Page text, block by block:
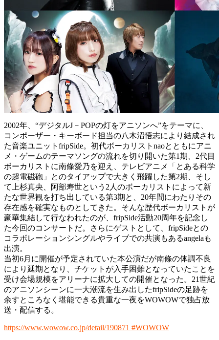
2002年、“デジタルJ－POPの灯をアニソンへ”をテーマに、
コンポーザー・キーボード担当の八木沼悟志により結成され
た音楽ユニットfripSide。初代ボーカリストnaoとともにアニ
メ・ゲームのテーマソングの流れを切り開いた第1期、2代目
ボーカリストに南條愛乃を迎え、テレビアニメ「とある科学
の超電磁砲」とのタイアップで大きく飛躍した第2期、そし
て上杉真央、阿部寿世という2人のボーカリストによって新
たな世界観を打ち出している第3期と、20年間にわたりその
存在感を確実なものとしてきた。そんな歴代ボーカリストが
豪華集結して行なわれたのが、fripSide活動20周年を記念し
た今回のコンサートだ。さらにゲストとして、fripSideとの
コラボレーションシングルやライブでの共演もあるangelaも
出演。
当初6月に開催が予定されていた本公演だが南條の体調不良
により延期となり、チケットが入手困難となっていたことを
受け会場規模をアリーナに拡大しての開催となった。21世紀
のアニソンシーンに一大潮流を生み出したfripSideの足跡を
余すところなく堪能できる貴重な一夜をWOWOWで独占放
送・配信する。
https://www.wowow.co.jp/detail/190871 #WOWOW